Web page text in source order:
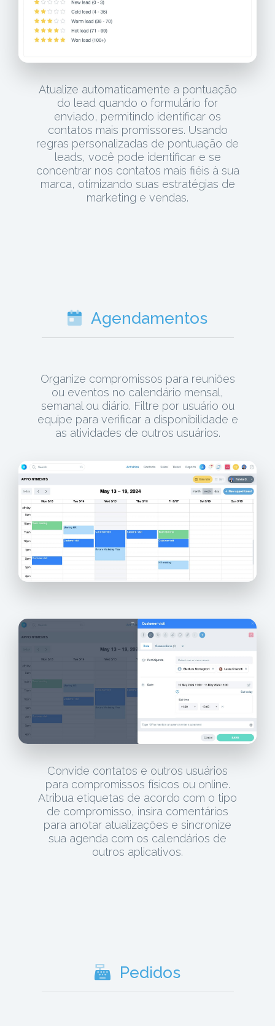
Atualize automaticamente a pontuação
do lead quando o formulário for
enviado, permitindo identificar os
contatos mais promissores. Usando
regras personalizadas de pontuação de
leads, você pode identificar e se
concentrar nos contatos mais fiéis à sua
marca, otimizando suas estratégias de
marketing e vendas.
Agendamentos
Organize compromissos para reuniões
ou eventos no calendário mensal,
semanal ou diário. Filtre por usuário ou
equipe para verificar a disponibilidade e
as atividades de outros usuários.
Convide contatos e outros usuários
para compromissos físicos ou online.
Atribua etiquetas de acordo com o tipo
de compromisso, insira comentários
para anotar atualizações e sincronize
sua agenda com os calendários de
outros aplicativos.
Pedidos